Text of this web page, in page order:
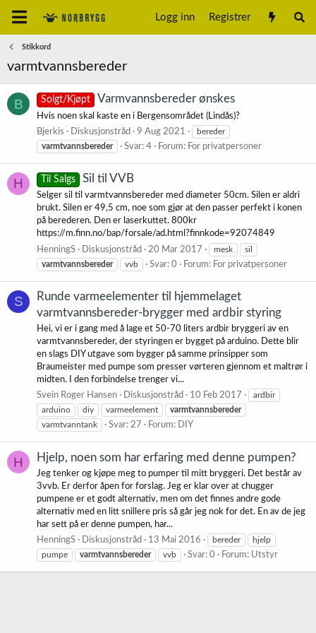
Logg inn Registrer
Stikkord
varmtvannsbereder
B Solgt/Kjøpt Varmvannsbereder ønskes
Hvis noen skal kaste en i Bergensområdet (Lindås)?
Bjerkis
Diskusjonstråd 9 Aug 2021
bereder
varmtvannsbereder
Svar: 4 Forum: For privatpersoner
H Til Salgs Sil til VVB
Selger sil til varmtvannsbereder med diameter 50cm. Silen er aldri
brukt. Silen er 49,5 cm, noe som gjør at den passer perfekt i konen
på berederen. Den er laserkuttet. 800kr
https://m.finn.no/bap/forsale/ad.html?finnkode=92074849
HenningS
Diskusjonstråd 20 Mar 2017 mesk
sil
varmtvannsbereder
vvb Svar: 0 Forum: For privatpersoner
S
Runde varmeelementer til hjemmelaget
varmtvannsbereder-brygger med ardbir styring
Hei, vi er i gang med å lage et 50-70 liters ardbir bryggeri av en
varmtvannsbereder, der styringen er bygget på arduino. Dette blir
en slags DIY utgave som bygger på samme prinsipper som
Braumeister med pumpe som presser vørteren gjennom et maltrør i
midten. I den forbindelse trenger vi...
Svein Roger Hansen
Diskusjonstråd 10 Feb 2017
ardbir
arduino
diy varmeelement
varmtvannsbereder
varmtvanntank
Svar: 27 Forum: DIY
H Hjelp, noen som har erfaring med denne pumpen?
Jeg tenker og kjøpe meg to pumper til mitt bryggeri. Det består av
3vvb. Er derfor åpen for forslag. Jeg er klar over at chugger
pumpene er et godt alternativ, men om det finnes andre gode
alternativ med en litt snillere pris så går jeg nok for det. En av de jeg
har sett på er denne pumpen, har...
HenningS
Diskusjonstråd 13 Mai 2016 bereder
hjelp
pumpe
varmtvannsbereder vvb Svar: 0 Forum: Utstyr